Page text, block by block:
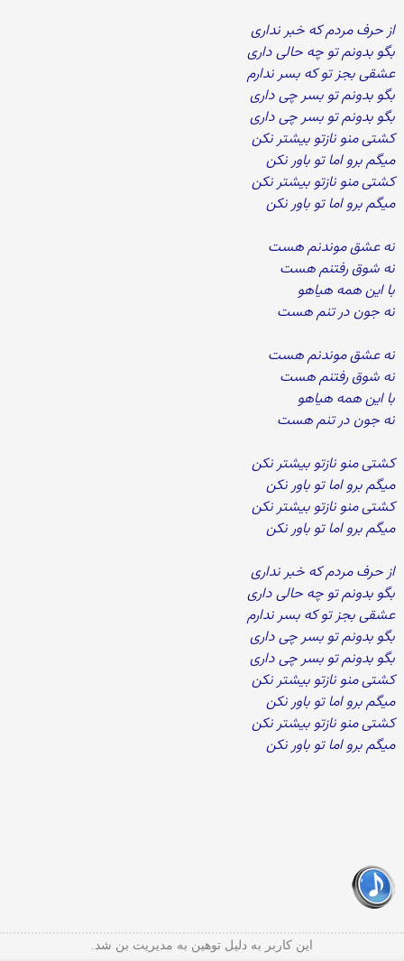
از حرف مردم که خبر نداری
بگو بدونم تو چه حالی داری
عشقی بجز تو که بسر ندارم
بگو بدونم تو بسر چی داری
بگو بدونم تو بسر چی داری
کشتی منو نازتو بیشتر نکن
میگم برو اما تو باور نکن
کشتی منو نازتو بیشتر نکن
میگم برو اما تو باور نکن
نه عشق موندنم هست
نه شوق رفتنم هست
با این همه هیاهو
نه جون در تنم هست
نه عشق موندنم هست
نه شوق رفتنم هست
با این همه هیاهو
نه جون در تنم هست
کشتی منو نازتو بیشتر نکن
میگم برو اما تو باور نکن
کشتی منو نازتو بیشتر نکن
میگم برو اما تو باور نکن
از حرف مردم که خبر نداری
بگو بدونم تو چه حالی داری
عشقی بجز تو که بسر ندارم
بگو بدونم تو بسر چی داری
بگو بدونم تو بسر چی داری
کشتی منو نازتو بیشتر نکن
میگم برو اما تو باور نکن
کشتی منو نازتو بیشتر نکن
میگم برو اما تو باور نکن
این کاربر به دلیل توهین به مدیریت بن شد.